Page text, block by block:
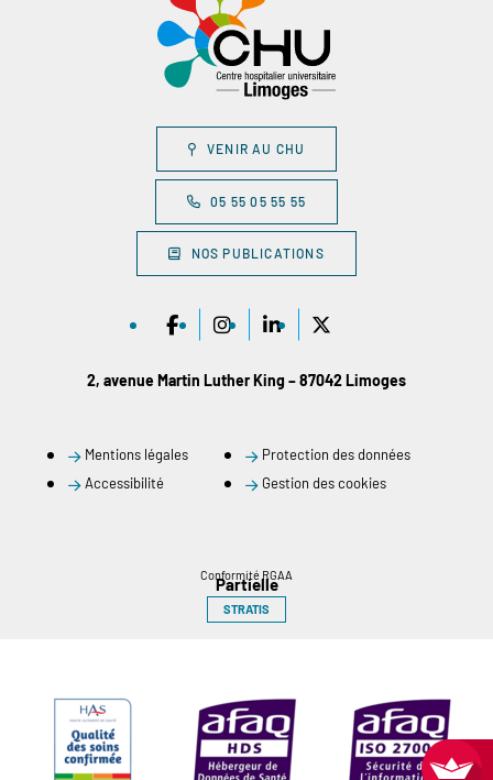
VENIR AU CHU
05 55 05 55 55
NOS PUBLICATIONS
2, avenue Martin Luther King – 87042 Limoges
Mentions légales
Protection des données
Accessibilité
Gestion des cookies
Conformité RGAA
Partielle
STRATIS